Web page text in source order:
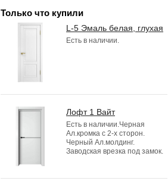
Только что купили
L-5 Эмаль белая, глухая
Есть в наличии.
Лофт 1 Вайт
Есть в наличии.Черная
Ал.кромка с 2-х сторон.
Черный Ал.молдинг.
Заводская врезка под замок.